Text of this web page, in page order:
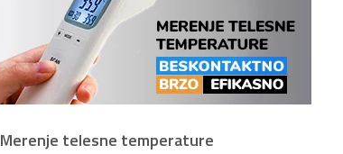
Merenje telesne temperature